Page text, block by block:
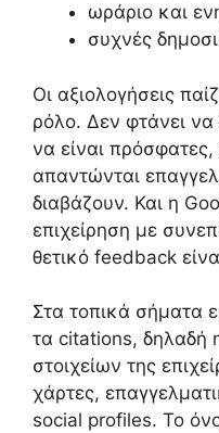
ωράριο και
συχνές
Οι αξιολογήσεις
ρόλο. Δεν φτάνει να
να είναι πρόσφατες,
απαντώνται
διαβάζουν. Και η
επιχείρηση με
θετικό feedback
Στα τοπικά σήματα
τα citations, δηλαδή
στοιχείων της
χάρτες,
social profiles. Το